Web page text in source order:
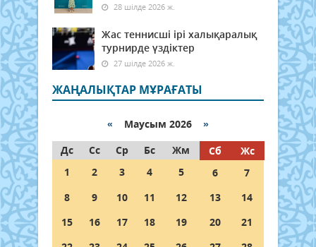
28 шілде 2026 ж.
Жас теннисші ірі халықаралық
турнирде үздіктер
27 шілде 2026 ж.
ЖАҢАЛЫҚТАР МҰРАҒАТЫ
« Маусым 2026 »
Дс
Сс Ср Бс Жм Сб
Жс
1
2 3 4 5 6
7
8
9 10 11 12 13
14
15
16 17 18 19 20
21